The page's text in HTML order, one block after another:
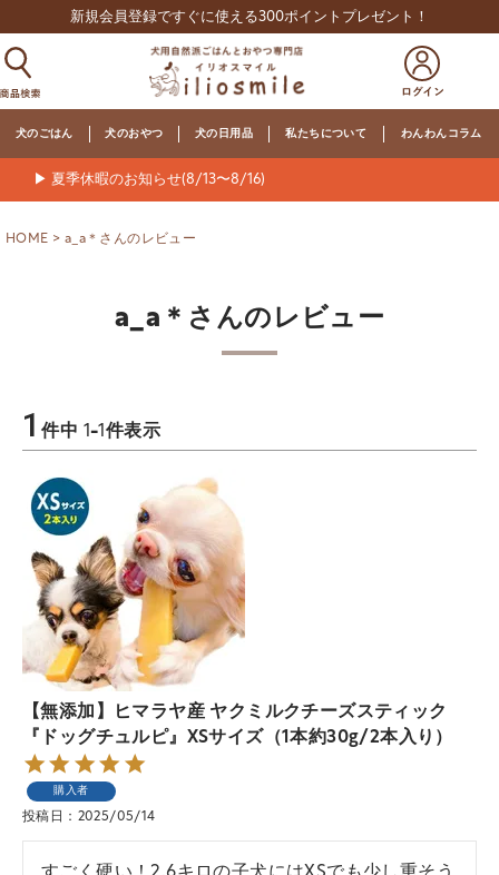
新規会員登録ですぐに使える300ポイントプレゼント！
犬のごはん 犬のおやつ 犬の日用品 私たちについて わんわんコラム
▶ 夏季休暇のお知らせ(8/13〜8/16)
HOME a_a＊さんのレビュー
a_a＊さんのレビュー
1件中 1-1 件表示
【無添加】ヒマラヤ産 ヤクミルクチーズスティック
『ドッグチュルピ』XSサイズ（1本約30g/2本入り）
購入者
投稿日 2025/05/14